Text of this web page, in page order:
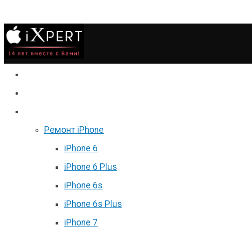
Ремонт iPhone
iPhone 6
iPhone 6 Plus
iPhone 6s
iPhone 6s Plus
iPhone 7